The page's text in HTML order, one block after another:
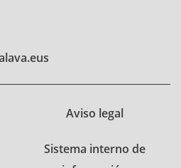
Aviso legal
Sistema interno de